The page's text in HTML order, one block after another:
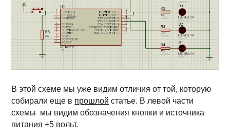
В этой схеме мы уже видим отличия от той, которую
собирали еще в прошлой статье. В левой части
схемы мы видим обозначения кнопки и источника
питания +5 вольт.